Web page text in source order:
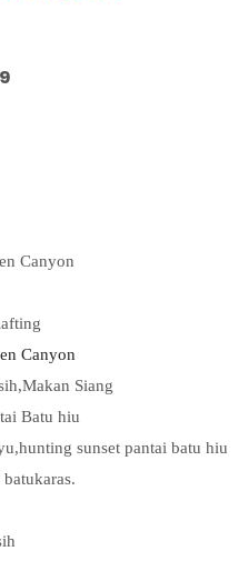
Canyon
Canyon
Siang
Batu hiu
,hunting sunset pantai batu hiu